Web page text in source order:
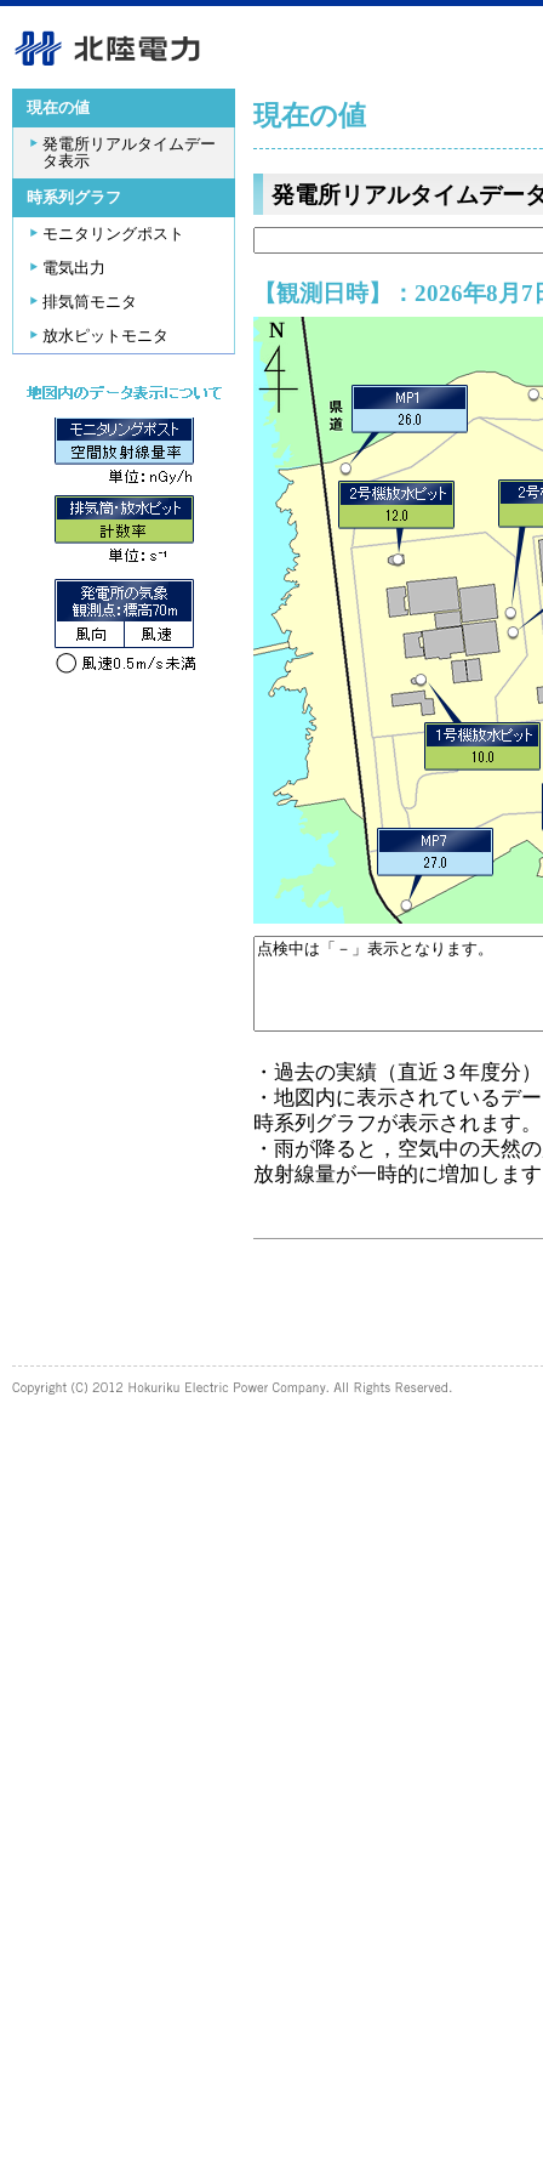
現在の値
発電所リアルタイムデー
タ表示
時系列グラフ
モニタリングポスト
電気出力
排気筒モニタ
放水ピットモニタ
現在の値
発電所リアルタイムデー
【観測日時】：2026年8月
・過去の実績（直近３年度分
・地図内に表示されているデ
時系列グラフが表示されます。
・雨が降ると，空気中の天然
放射線量が一時的に増加しま